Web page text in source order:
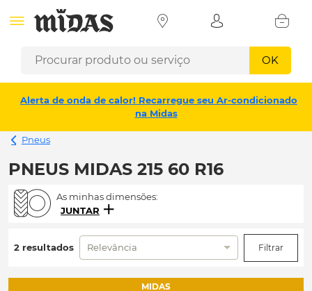
OK
Alerta de onda de calor! Recarregue seu Ar-condicionado
na Midas
Pneus
PNEUS MIDAS 215 60 R16
As minhas dimensões:
JUNTAR
2 resultados Relevância Filtrar
MIDAS